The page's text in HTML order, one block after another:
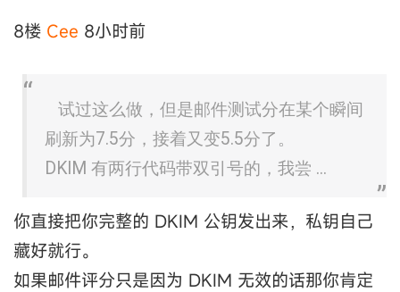
8楼 Cee 8小时前
试过这么做，但是邮件测试分在某个瞬间
刷新为7.5分，接着又变5.5分了。
DKIM 有两行代码带双引号的，我尝 ...
你直接把你完整的 DKIM 公钥发出来，私钥自己
藏好就行。
如果邮件评分只是因为 DKIM 无效的话那你肯定